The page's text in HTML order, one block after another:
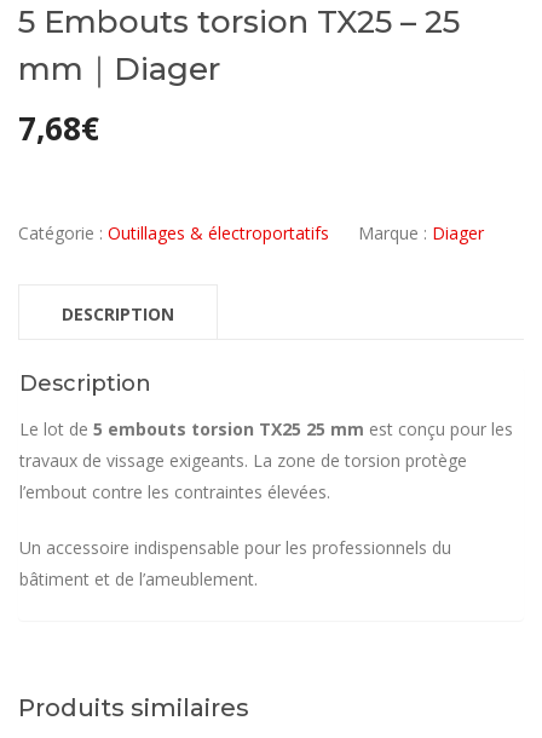
5 Embouts torsion TX25 – 25
mm｜Diager
7,68€
Catégorie : Outillages & électroportatifs Marque : Diager
DESCRIPTION
Description
Le lot de 5 embouts torsion TX25 25 mm est conçu pour les
travaux de vissage exigeants. La zone de torsion protège
l’embout contre les contraintes élevées.
Un accessoire indispensable pour les professionnels du
bâtiment et de l’ameublement.
Produits similaires